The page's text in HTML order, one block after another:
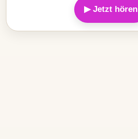
▶ Jetzt hören